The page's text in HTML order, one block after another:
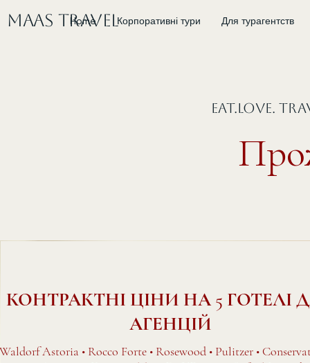
MAAS Travel
Home Корпоративні тури Для турагентств
EAT.LOVE.
КОНТРАКТНІ ЦІНИ НА 5 ГОТЕЛІ
АГЕНЦІЙ
Astoria • Rocco Forte • Rosewood • Pulitzer •